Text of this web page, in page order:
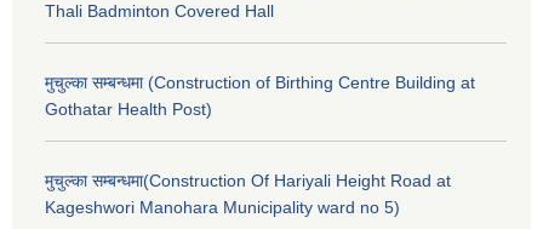
Thali Badminton Covered Hall
मुचुल्का सम्बन्धमा (Construction of Birthing Centre Building at
Gothatar Health Post)
मुचुल्का सम्बन्धमा(Construction Of Hariyali Height Road at
Kageshwori Manohara Municipality ward no 5)